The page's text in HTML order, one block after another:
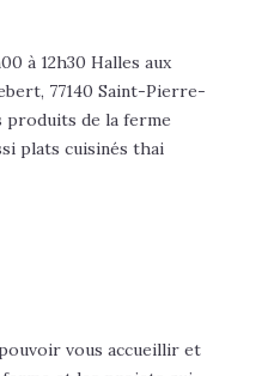
à 12h30 Halles aux
77140 Saint-Pierre-
produits de la ferme
plats cuisinés thai
vous accueillir et